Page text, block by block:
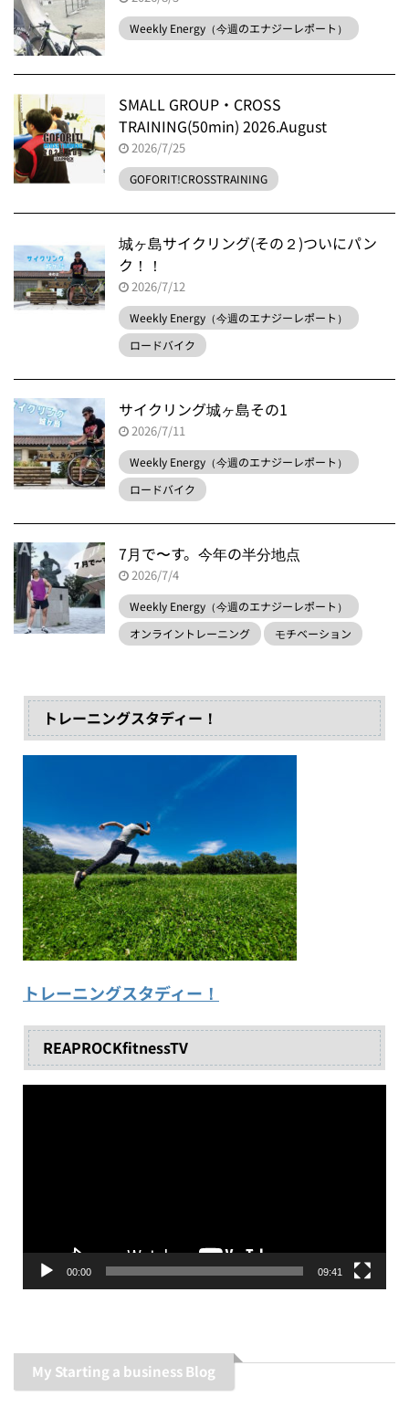
Weekly Energy（今週のエナジーレポート）
SMALL GROUP・CROSS
TRAINING(50min) 2026.August
2026/7/25
GOFORIT!CROSSTRAINING
城ヶ島サイクリング(その２)ついにパン
ク！！
2026/7/12
Weekly Energy（今週のエナジーレポート）
ロードバイク
サイクリング城ヶ島その1
2026/7/11
Weekly Energy（今週のエナジーレポート）
ロードバイク
7月で〜す。今年の半分地点
2026/7/4
Weekly Energy（今週のエナジーレポート）
オンライントレーニング
モチベーション
トレーニングスタディー！
トレーニングスタディー！
REAPROCKfitnessTV
00:00 09:41
My Starting a business Blog